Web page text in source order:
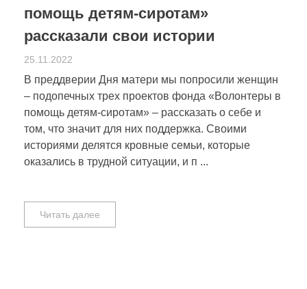
помощь детям-сиротам»
рассказали свои истории
25.11.2022
В преддверии Дня матери мы попросили женщин
– подопечных трех проектов фонда «Волонтеры в
помощь детям-сиротам» – рассказать о себе и
том, что значит для них поддержка. Своими
историями делятся кровные семьи, которые
оказались в трудной ситуации, и п ...
Читать далее